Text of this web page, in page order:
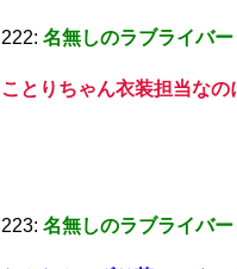
222: 名無しのラブライバー
ことりちゃん衣装担当な
223: 名無しのラブライバー